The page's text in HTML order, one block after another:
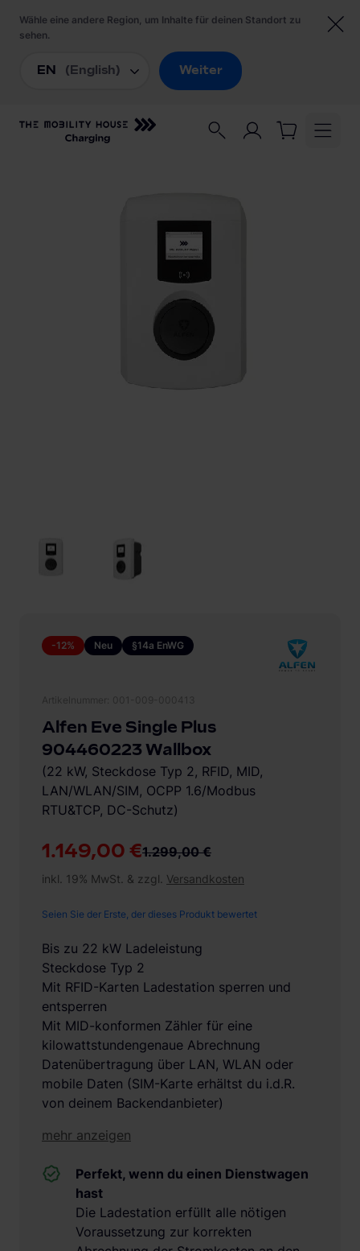
Ladestationen
-12% Neu §14a EnWG
1.149,00 €1.299,00 €
inkl. 19% MwSt. & zzgl. Versandkosten
Seien Sie der Erste, der dieses Produkt bewertet
Bis zu 22 kW Ladeleistung
Steckdose Typ 2
Mit RFID-Karten Ladestation sperren und
entsperren
Mit MID-konformen Zähler für eine
kilowattstundengenaue Abrechnung
Datenübertragung über LAN, WLAN oder
mobile Daten (SIM-Karte erhältst du i.d.R.
von deinem Backendanbieter)
mehr anzeigen
Alfen Eve Single Plus
904460223 Wallbox
(22 kW, Steckdose Typ 2, RFID, MID,
LAN/WLAN/SIM, OCPP 1.6/Modbus
RTU&TCP, DC-Schutz)
Perfekt, wenn du einen Dienstwagen
hast
Die Ladestation erfüllt alle nötigen
Voraussetzung zur korrekten